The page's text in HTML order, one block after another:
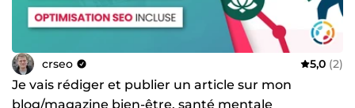
crseo 5,0 (2)
Je vais rédiger et publier un article sur mon
blog/magazine bien-être, santé mentale